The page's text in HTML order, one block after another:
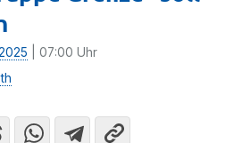
| 07:00 Uhr